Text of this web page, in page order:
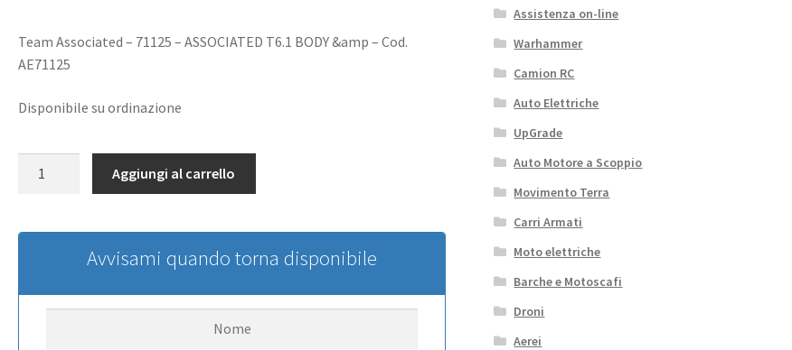
Team Associated – 71125 – ASSOCIATED T6.1 BODY &amp – Cod.
AE71125
Disponibile su ordinazione
Rear
Aggiungi al carrello
Avvisami quando torna disponibile
Assistenza on-line
Warhammer
Camion RC
Auto Elettriche
UpGrade
Auto Motore a Scoppio
Movimento Terra
Carri Armati
Moto elettriche
Barche e Motoscafi
Droni
Aerei